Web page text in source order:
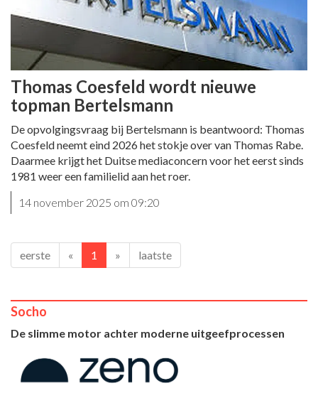
Thomas Coesfeld wordt nieuwe
topman Bertelsmann
De opvolgingsvraag bij Bertelsmann is beantwoord: Thomas
Coesfeld neemt eind 2026 het stokje over van Thomas Rabe.
Daarmee krijgt het Duitse mediaconcern voor het eerst sinds
1981 weer een familielid aan het roer.
14 november 2025 om 09:20
eerste « 1 » laatste
Socho
De slimme motor achter moderne uitgeefprocessen